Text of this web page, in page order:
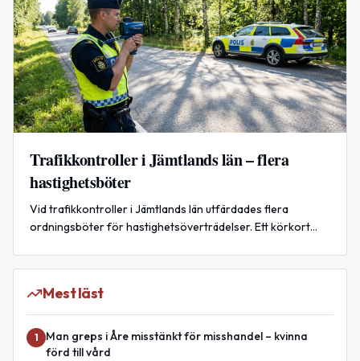
Trafikkontroller i Jämtlands län – flera
hastighetsböter
Vid trafikkontroller i Jämtlands län utfärdades flera
ordningsböter för hastighetsöverträdelser. Ett körkort
Mest läst
1
Man greps i Åre misstänkt för misshandel – kvinna
förd till vård